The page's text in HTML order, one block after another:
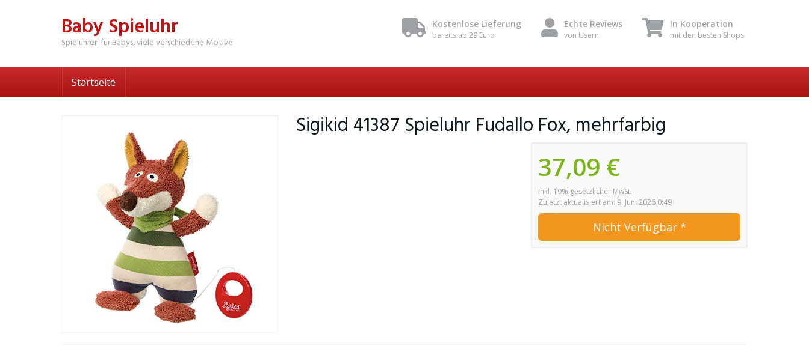
Baby Spieluhr
Spieluhren für Babys, viele verschiedene Motive
Kostenlose Lieferung
bereits ab 29 Euro
Echte Reviews
von Usern
In Kooperation
mit den besten Shops
Startseite
Sigikid 41387 Spieluhr Fudallo Fox, mehrfarbig
37,09 €
inkl. 19% gesetzlicher MwSt.
Zuletzt aktualisiert am: 9. Juni 2026 0:49
Nicht Verfügbar *